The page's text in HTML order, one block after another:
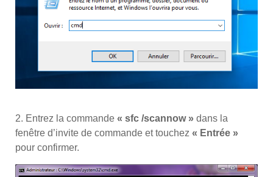
2. Entrez la commande « sfc /scannow » dans la
fenêtre d’invite de commande et touchez « Entrée »
pour confirmer.